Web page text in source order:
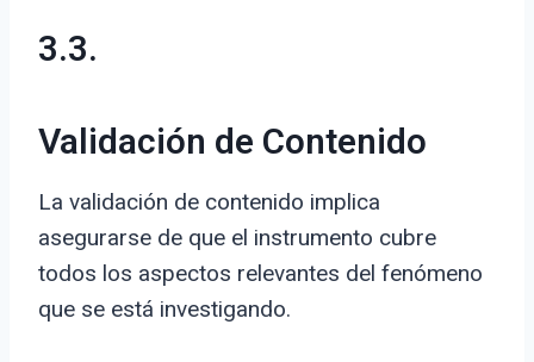
3.3.
Validación de Contenido
La validación de contenido implica
asegurarse de que el instrumento cubre
todos los aspectos relevantes del fenómeno
que se está investigando.